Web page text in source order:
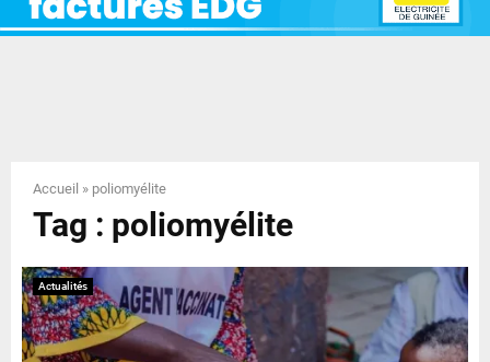
Y
N
U
Accueil » poliomyélite
Tag : poliomyélite
Actualités